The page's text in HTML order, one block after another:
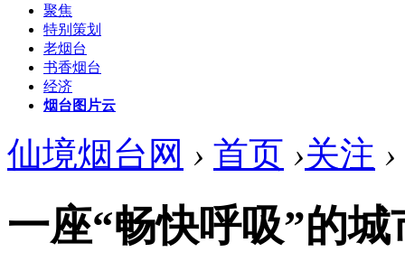
聚焦
特别策划
老烟台
书香烟台
经济
烟台图片云
仙境烟台网 › 首页 ›关注 ›
一座“畅快呼吸”的城